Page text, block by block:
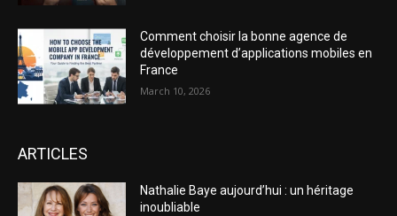
Comment choisir la bonne agence de
développement d’applications mobiles en
France
March 10, 2026
ARTICLES
Nathalie Baye aujourd’hui : un héritage
inoubliable